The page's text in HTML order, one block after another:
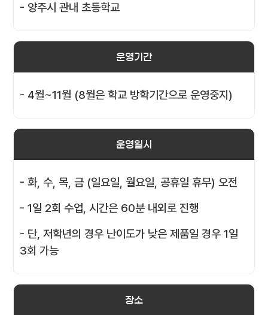
- 양주시 관내 초등학교
운영기간
- 4월~11월 (8월은 학교 방학기간으로 운영중지)
운영일시
- 화, 수, 목, 금 (일요일, 월요일, 공휴일 휴무) 오전
- 1일 2회 수업, 시간은 60분 내외로 진행
- 단, 저학년의 경우 난이도가 낮은 제품일 경우 1일
3회 가능
장소